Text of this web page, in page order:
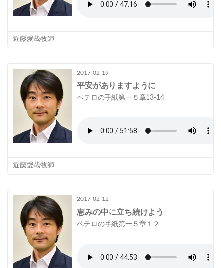
近藤愛哉牧師
2017-02-19
平安がありますように
ペテロの手紙第一５章13-14
近藤愛哉牧師
2017-02-12
恵みの中に立ち続けよう
ペテロの手紙第一５章１２